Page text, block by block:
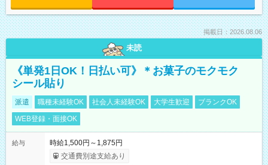
掲載日：2026.08.06
未読
《単発1日OK！日払い可》＊お菓子のモクモク
シール貼り
派遣 職種未経験OK 社会人未経験OK 大学生歓迎
ブランクOK
WEB登録・面接OK
給与
時給1,500円～1,875円
交通費別途支給あり